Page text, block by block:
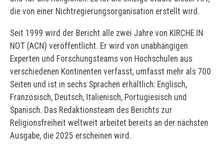
die von einer Nichtregierungsorganisation erstellt wird.
Seit 1999 wird der Bericht alle zwei Jahre von KIRCHE IN
NOT (ACN) veröffentlicht. Er wird von unabhängigen
Experten und Forschungsteams von Hochschulen aus
verschiedenen Kontinenten verfasst, umfasst mehr als 700
Seiten und ist in sechs Sprachen erhältlich: Englisch,
Französisch, Deutsch, Italienisch, Portugiesisch und
Spanisch. Das Redaktionsteam des Berichts zur
Religionsfreiheit weltweit arbeitet bereits an der nächsten
Ausgabe, die 2025 erscheinen wird.